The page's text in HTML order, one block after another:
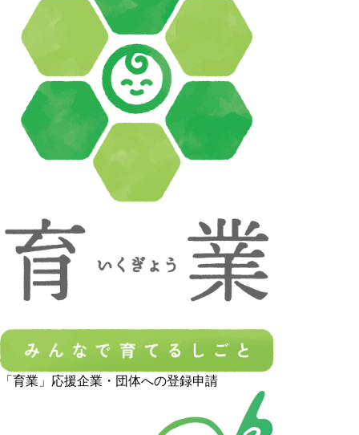
「育業」応援企業・団体への登録申請